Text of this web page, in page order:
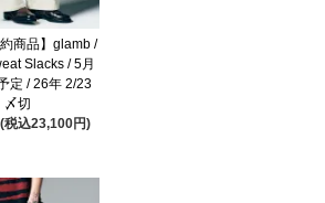
商品】glamb /
Slacks / 5月
定 / 26年 2/23
〆切
税込23,100円)